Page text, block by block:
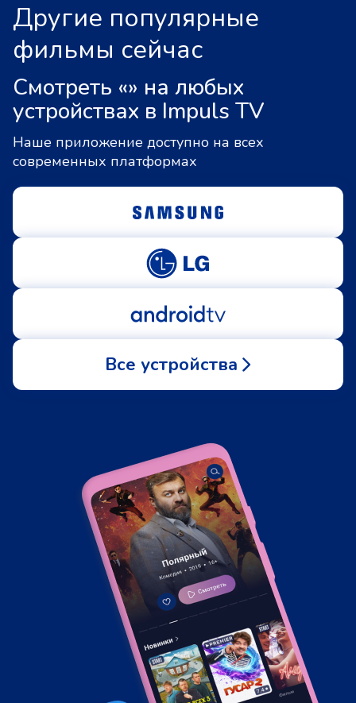
Другие популярные
фильмы сейчас
Смотреть «» на любых
устройствах в Impuls TV
Наше приложение доступно на всех
современных платформах
Все устройства